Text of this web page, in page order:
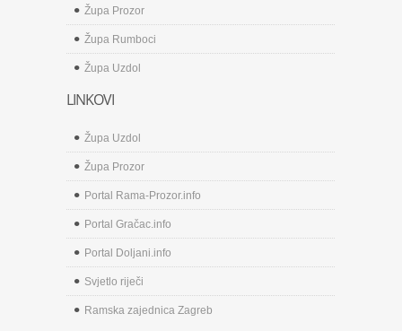
Župa Prozor
Župa Rumboci
Župa Uzdol
LINKOVI
Župa Uzdol
Župa Prozor
Portal Rama-Prozor.info
Portal Gračac.info
Portal Doljani.info
Svjetlo riječi
Ramska zajednica Zagreb